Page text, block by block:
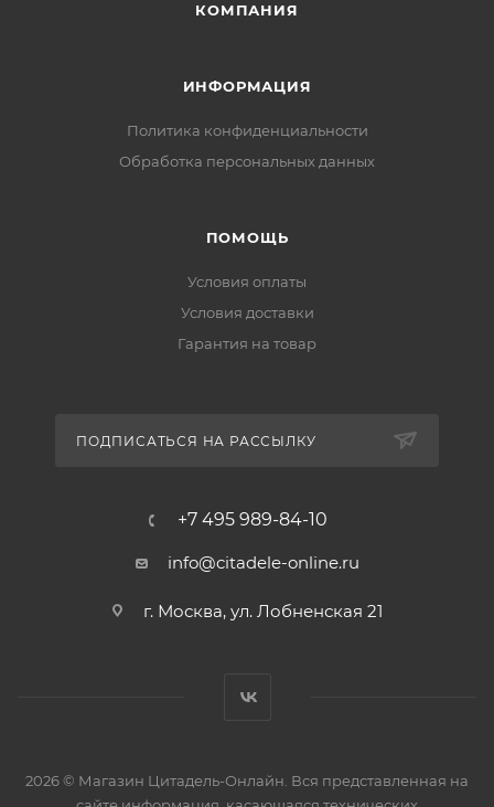
КОМПАНИЯ
ИНФОРМАЦИЯ
Политика конфиденциальности
Обработка персональных данных
ПОМОЩЬ
Условия оплаты
Условия доставки
Гарантия на товар
ПОДПИСАТЬСЯ НА РАССЫЛКУ
+7 495 989-84-10
info@citadele-online.ru
г. Москва, ул. Лобненская 21
2026 © Магазин Цитадель-Онлайн. Вся представленная на